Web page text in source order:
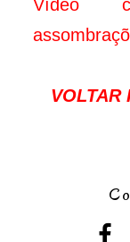
Vídeo
VOLTAR